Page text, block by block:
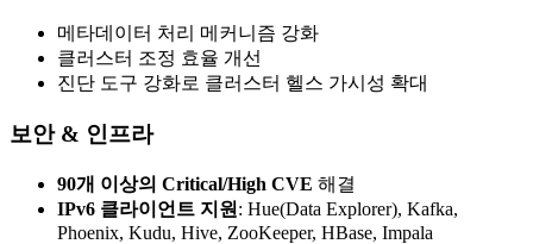
메타데이터 처리 메커니즘 강화
클러스터 조정 효율 개선
진단 도구 강화로 클러스터 헬스 가시성 확대
보안 & 인프라
90개 이상의 Critical/High CVE 해결
IPv6 클라이언트 지원 : Hue(Data Explorer), Kafka,
Phoenix, Kudu, Hive, ZooKeeper, HBase, Impala